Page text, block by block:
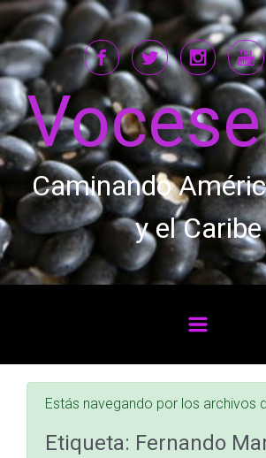
Saltar al contenido principal
Caminando
y el Caribe
Estás navegando por los archivos
Etiqueta: Fernando